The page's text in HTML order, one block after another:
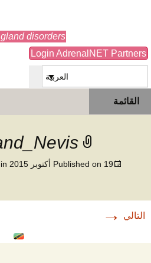
disorders
Login AdrenalNET Partners
العربية
القائمة
البحث
Published on 19 أكتوبر 2015
التالي →